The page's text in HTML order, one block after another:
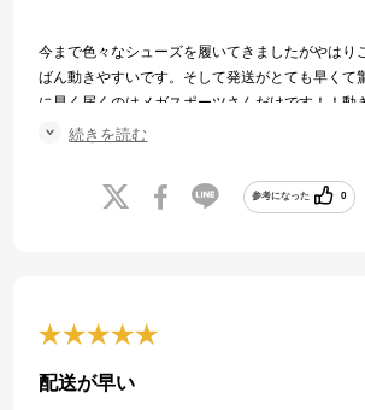
今まで色々なシューズを履いてきましたがやはり
ばん動きやすいです。そして発送がとても早くて
に早く届くのはメガスポーツさんだけです！！動
ターをやっている身からするととても早く動ける
続きを読む
参考になった 0
配送が早い